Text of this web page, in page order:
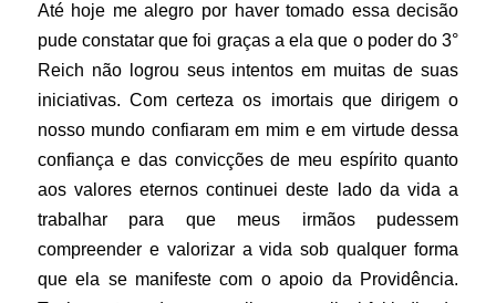
Até hoje me alegro por haver tomado essa decisão
pude constatar que foi graças a ela que o poder do 3°
Reich não logrou seus intentos em muitas de suas
iniciativas. Com certeza os imortais que dirigem o
nosso mundo confiaram em mim e em virtude dessa
confiança e das convicções de meu espírito quanto
aos valores eternos continuei deste lado da vida a
trabalhar para que meus irmãos pudessem
compreender e valorizar a vida sob qualquer forma
que ela se manifeste com o apoio da Providência.